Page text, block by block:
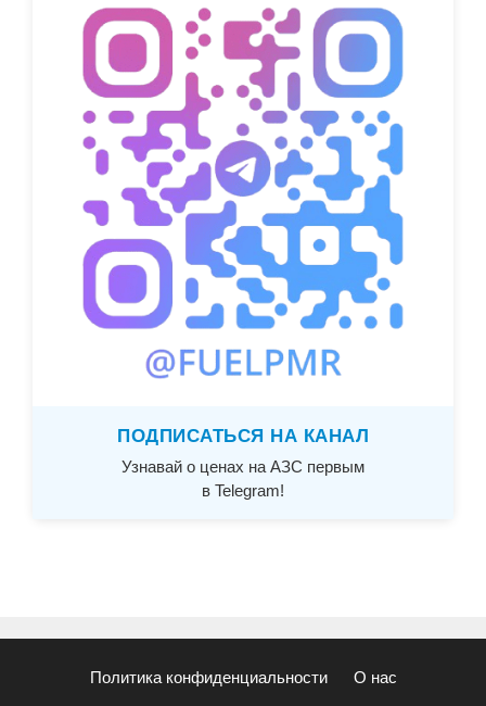
ПОДПИСАТЬСЯ НА КАНАЛ
Узнавай о ценах на АЗС первым
в Telegram!
Политика конфиденциальности О нас